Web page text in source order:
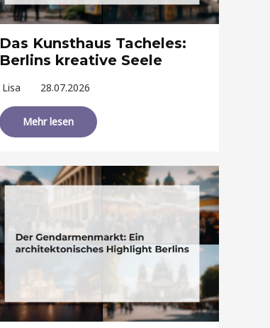
Das Kunsthaus Tacheles:
Berlins kreative Seele
Lisa 28.07.2026
Mehr lesen